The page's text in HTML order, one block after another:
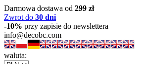
Darmowa dostawa od 299 zł
Zwrot do 30 dni
-10% przy zapisie do newslettera
info@decobc.com
waluta: